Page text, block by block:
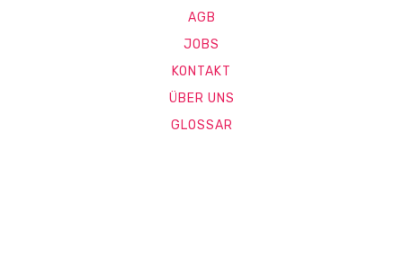
AGB
JOBS
KONTAKT
ÜBER UNS
GLOSSAR